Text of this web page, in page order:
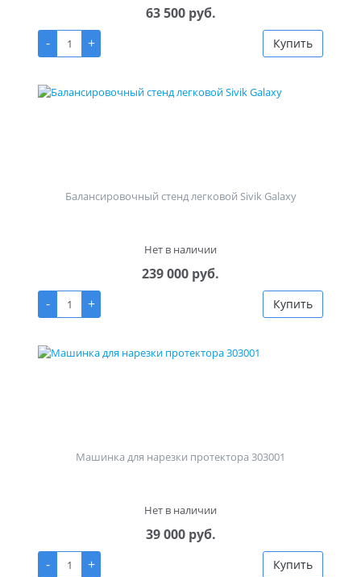
63 500 руб.
-
+ Купить
Балансировочный стенд легковой Sivik Galaxy
Нет в наличии
239 000 руб.
-
+ Купить
Машинка для нарезки протектора 303001
Нет в наличии
39 000 руб.
-
+ Купить